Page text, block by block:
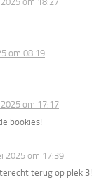
om 08:19
om 17:17
bookies!
2025 om 17:39
terug op plek 3!